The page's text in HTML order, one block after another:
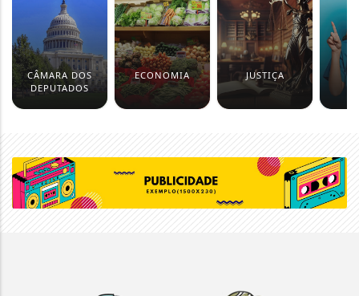
CÂMARA DOS
DEPUTADOS
ECONOMIA JUSTIÇA